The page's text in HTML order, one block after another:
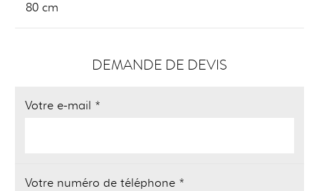
80 cm
DEMANDE DE DEVIS
Votre e-mail *
Votre numéro de téléphone *